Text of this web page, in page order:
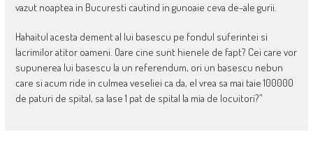
vazut noaptea in Bucuresti cautind in gunoaie ceva de-ale gurii.
Hahaitul acesta dement al lui basescu pe fondul suferintei si
lacrimilor atitor oameni. Oare cine sunt hienele de fapt? Cei care vor
supunerea lui basescu la un referendum, ori un basescu nebun
care si acum ride in culmea veseliei ca da, el vrea sa mai taie 100000
de paturi de spital, sa lase 1 pat de spital la mia de locuitori?”